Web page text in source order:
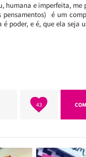
humana e imperfeita, me
é um
poder, e é, que ela seja
43